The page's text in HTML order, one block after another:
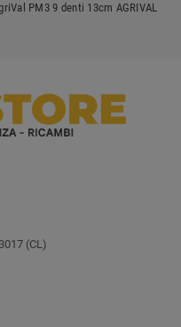
PM3 9 denti 13cm AGRIVAL
(CL)